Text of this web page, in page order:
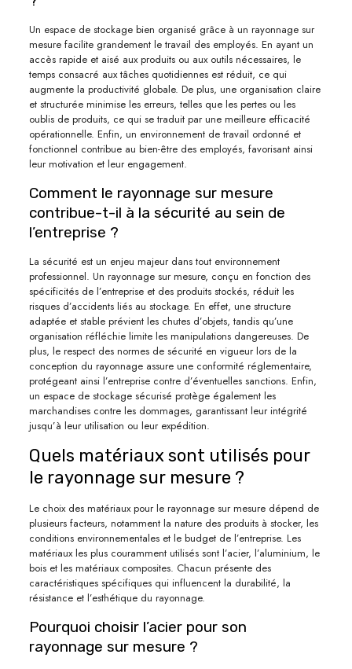
Un espace de stockage bien organisé grâce à un rayonnage sur
mesure facilite grandement le travail des employés. En ayant un
accès rapide et aisé aux produits ou aux outils nécessaires, le
temps consacré aux tâches quotidiennes est réduit, ce qui
augmente la productivité globale. De plus, une organisation claire
et structurée minimise les erreurs, telles que les pertes ou les
oublis de produits, ce qui se traduit par une meilleure efficacité
opérationnelle. Enfin, un environnement de travail ordonné et
fonctionnel contribue au bien-être des employés, favorisant ainsi
leur motivation et leur engagement.
Comment le rayonnage sur mesure
contribue-t-il à la sécurité au sein de
l’entreprise ?
La sécurité est un enjeu majeur dans tout environnement
professionnel. Un rayonnage sur mesure, conçu en fonction des
spécificités de l’entreprise et des produits stockés, réduit les
risques d’accidents liés au stockage. En effet, une structure
adaptée et stable prévient les chutes d’objets, tandis qu’une
organisation réfléchie limite les manipulations dangereuses. De
plus, le respect des normes de sécurité en vigueur lors de la
conception du rayonnage assure une conformité réglementaire,
protégeant ainsi l’entreprise contre d’éventuelles sanctions. Enfin,
un espace de stockage sécurisé protège également les
marchandises contre les dommages, garantissant leur intégrité
jusqu’à leur utilisation ou leur expédition.
Quels matériaux sont utilisés pour
le rayonnage sur mesure ?
Le choix des matériaux pour le rayonnage sur mesure dépend de
plusieurs facteurs, notamment la nature des produits à stocker, les
conditions environnementales et le budget de l’entreprise. Les
matériaux les plus couramment utilisés sont l’acier, l’aluminium, le
bois et les matériaux composites. Chacun présente des
caractéristiques spécifiques qui influencent la durabilité, la
résistance et l’esthétique du rayonnage.
Pourquoi choisir l’acier pour son
rayonnage sur mesure ?